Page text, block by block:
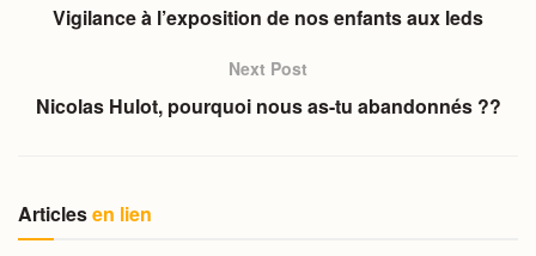
Vigilance à l’exposition de nos enfants aux leds
Next Post
Nicolas Hulot, pourquoi nous as-tu abandonnés ??
Articlesen lien